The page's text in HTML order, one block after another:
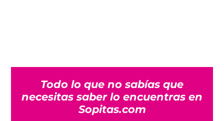
Todo lo que no sabías que
necesitas saber lo encuentras en
Sopitas.com